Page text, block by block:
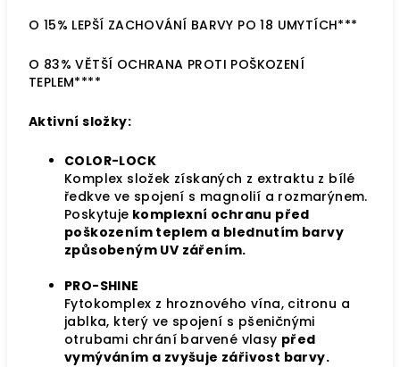
O 15% LEPŠÍ ZACHOVÁNÍ BARVY PO 18 UMYTÍCH***
O 83% VĚTŠÍ OCHRANA PROTI POŠKOZENÍ
TEPLEM****
Aktivní složky:
COLOR-LOCK
Komplex složek získaných z extraktu z bílé
ředkve ve spojení s magnolií a rozmarýnem.
Poskytuje komplexní ochranu před
poškozením teplem a blednutím barvy
způsobeným UV zářením.
PRO-SHINE
Fytokomplex z hroznového vína, citronu a
jablka, který ve spojení s pšeničnými
otrubami chrání barvené vlasy před
vymýváním a zvyšuje zářivost barvy.